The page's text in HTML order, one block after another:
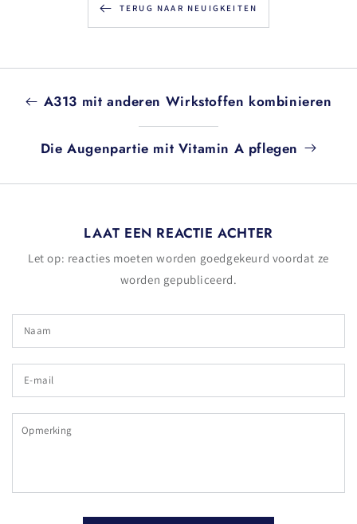
TERUG NAAR NEUIGKEITEN
A313 mit anderen Wirkstoffen kombinieren
Die Augenpartie mit Vitamin A pflegen
LAAT EEN REACTIE ACHTER
Let op: reacties moeten worden goedgekeurd voordat ze
worden gepubliceerd.
Naam
mail
Opmerking